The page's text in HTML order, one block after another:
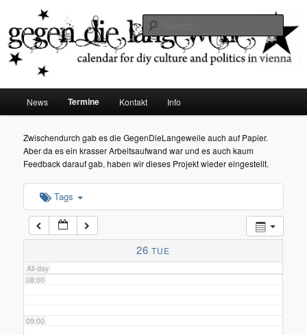
Gegen die Langeweile
diy dates vienna
Skip
to
primary
content
News Termine Kontakt Info
Zwischendurch gab es die GegenDieLangeweile auch auf Papier.
Aber da es ein krasser Arbeitsaufwand war und es auch kaum
Feedback darauf gab, haben wir dieses Projekt wieder eingestellt.
Tags
26 TUE
All-day
02:00
03:00
04:00
05:00
06:00
07:00
08:00
09:00